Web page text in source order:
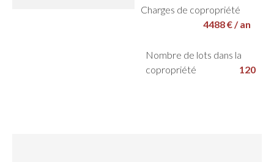
Charges de copropriété
4488 € / an
Nombre de lots dans la
copropriété
120